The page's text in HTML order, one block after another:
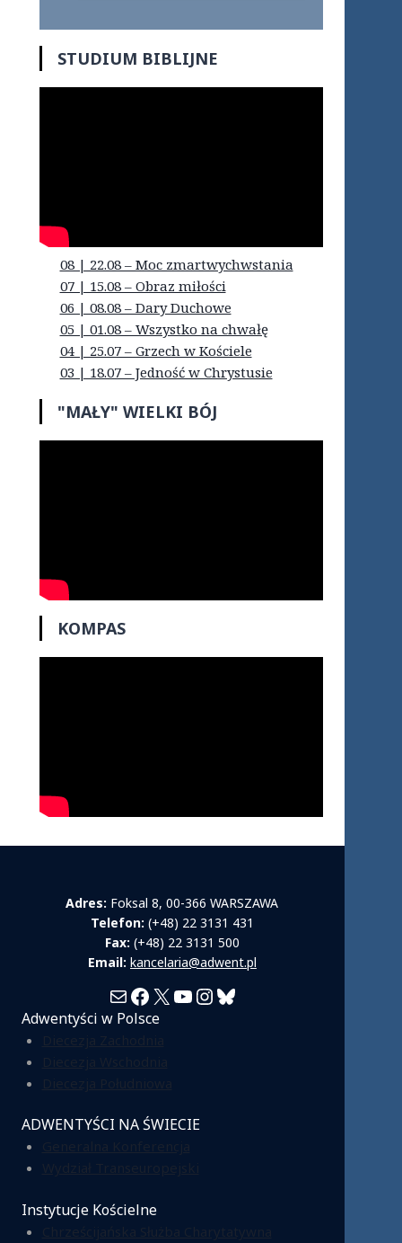
STUDIUM BIBLIJNE
08 | 22.08 – Moc zmartwychwstania
07 | 15.08 – Obraz miłości
06 | 08.08 – Dary Duchowe
05 | 01.08 – Wszystko na chwałę
04 | 25.07 – Grzech w Kościele
03 | 18.07 – Jedność w Chrystusie
"MAŁY" WIELKI BÓJ
KOMPAS
Adres: Foksal 8, 00-366 WARSZAWA
Telefon: (+48) 22 3131 431
Fax: (+48) 22 3131 500
Email: kancelaria@adwent.pl
MailFacebook
X YouTube
Instagram
Bluesky
Adwentyści w Polsce
ADWENTYŚCI NA ŚWIECIE
Instytucje Kościelne